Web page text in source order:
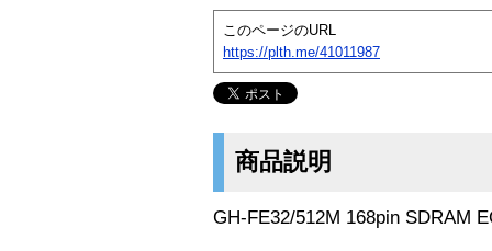
このページのURL
https://plth.me/41011987
商品説明
GH-FE32/512M 168pin SDRAM